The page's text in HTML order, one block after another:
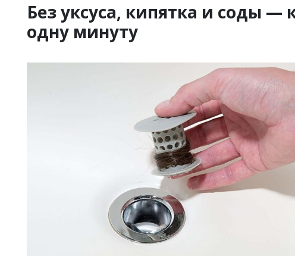
Без уксуса, кипятка и соды —
одну минуту